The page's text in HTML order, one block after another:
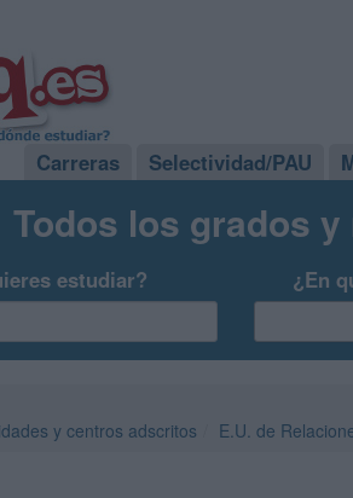
Carreras Selectividad/PAU
Todos los grados
estudiar? ¿En
y centros adscritos E.U. de